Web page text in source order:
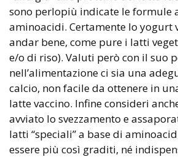
sono perlopiù indicate le formule
aminoacidi. Certamente lo yogurt
andar bene, come pure i latti
e/o di riso). Valuti però con il suo
nell’alimentazione ci sia una
calcio, non facile da ottenere in
latte vaccino. Infine consideri
avviato lo svezzamento e
latti “speciali” a base di
essere più così graditi, né